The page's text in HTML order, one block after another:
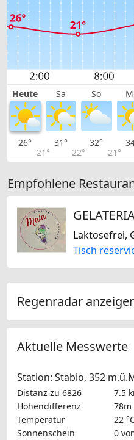
Heute Sa So
26°
21°
31°
22°
32°
21°
Empfohlene
Tisch
Regenradar
Aktuelle Messwerte
Station: Stabio, 352
Distanz zu 6826
7.5
Höhendifferenz
78m
Temperatur
22
Sonnenschein
0